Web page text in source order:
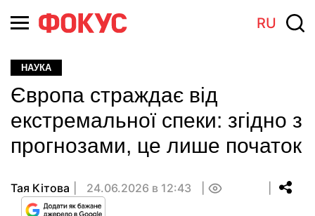
RU
НАУКА
Європа страждає від
екстремальної спеки: згідно з
прогнозами, це лише початок
Тая Кітова 24.06.2026 в 12:43